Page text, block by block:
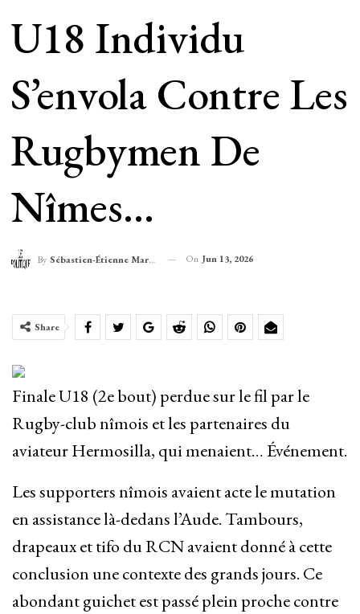
U18 Individu
S’envola Contre Les
Rugbymen De
Nîmes…
By Sébastien-Étienne Marechal On Jun 13, 2026
Share
Finale U18 (2e bout) perdue sur le fil par le
Rugby-club nîmois et les partenaires du
aviateur Hermosilla, qui menaient… Événement.
Les supporters nîmois avaient acte le mutation
en assistance là-dedans l’Aude. Tambours,
drapeaux et tifo du RCN avaient donné à cette
conclusion une contexte des grands jours. Ce
abondant guichet est passé plein proche contre